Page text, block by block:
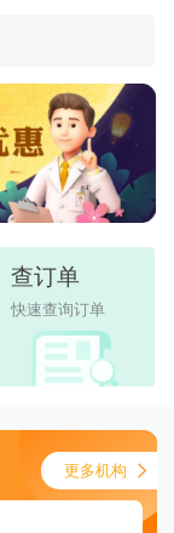
查订单
快速查询订单
更多机构